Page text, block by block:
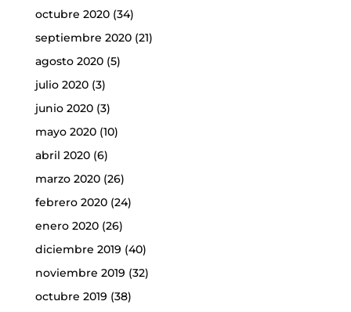
octubre 2020(34)
septiembre 2020(21)
agosto 2020(5)
julio 2020(3)
junio 2020(3)
mayo 2020(10)
abril 2020(6)
marzo 2020(26)
febrero 2020(24)
enero 2020(26)
diciembre 2019 (40)
noviembre 2019 (32)
octubre 2019 (38)